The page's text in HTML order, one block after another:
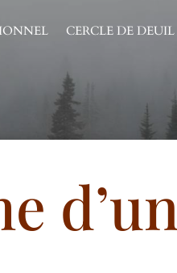
CERCLE DE DEUIL
d’un